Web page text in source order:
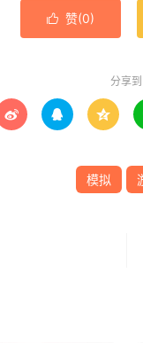
 赞(0)
分享到
  
模拟